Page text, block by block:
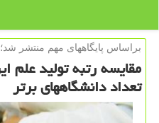
براساس پایگاههای مهم منتشر شد؛
تعداد دانشگاههای برتر